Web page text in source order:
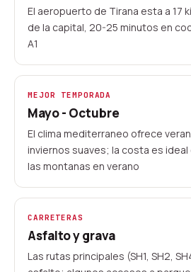
El aeropuerto de Tirana esta a 17
de la capital, 20-25 minutos en
A1
MEJOR TEMPORADA
Mayo - Octubre
El clima mediterraneo ofrece
inviernos suaves; la costa es
las montanas en verano
CARRETERAS
Asfalto y grava
Las rutas principales (SH1, SH2,